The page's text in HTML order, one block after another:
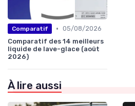
Comparatif • 05/08/2026
Comparatif des 14 meilleurs
liquide de lave-glace (août
2026)
À lire aussi